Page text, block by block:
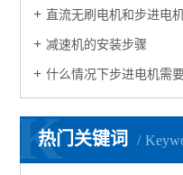
直流无刷电机和步进电机两
减速机的安装步骤
什么情况下步进电机需
热门关键词
K